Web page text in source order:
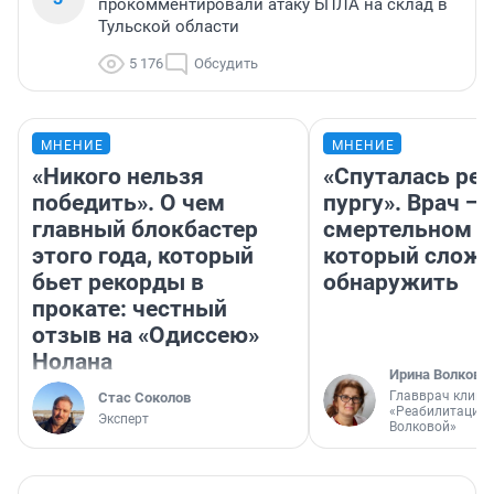
прокомментировали атаку БПЛА на склад в
Тульской области
5 176 Обсудить
МНЕНИЕ
«Никого нельзя
победить». О чем
главный блокбастер
этого года, который
бьет рекорды в
прокате: честный
отзыв на «Одиссею»
Нолана
Стас Соколов
Эксперт
МНЕНИЕ
«Спуталась
пургу». Врач —
смертельном
который
обнаружить
Ирина Волкова
Главврач
«Реабилитация
Волковой»